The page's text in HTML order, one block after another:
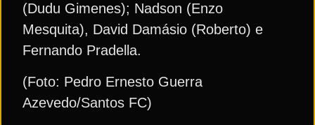
(Dudu Gimenes); Nadson (Enzo
Mesquita), David Damásio (Roberto) e
Fernando Pradella.
(Foto: Pedro Ernesto Guerra
Azevedo/Santos FC)